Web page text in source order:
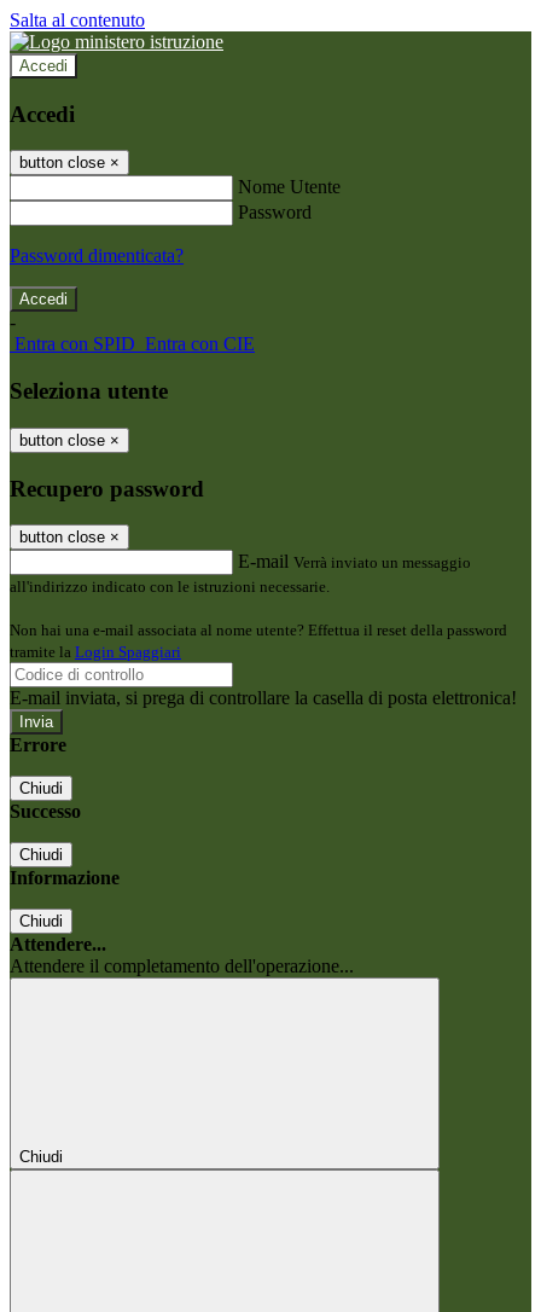
Salta al contenuto
Accedi
Accedi
button close ×
Nome Utente
Password
Password dimenticata?
-
Entra con SPID Entra con CIE
Seleziona utente
button close ×
Recupero password
button close ×
E-mail Verrà inviato un messaggio
all'indirizzo indicato con le istruzioni necessarie.
Non hai una e-mail associata al nome utente? Effettua il reset della password
tramite la Login Spaggiari
E-mail inviata, si prega di controllare la casella di posta elettronica!
Errore
Chiudi
Successo
Chiudi
Informazione
Chiudi
Attendere...
Attendere il completamento dell'operazione...
Chiudi